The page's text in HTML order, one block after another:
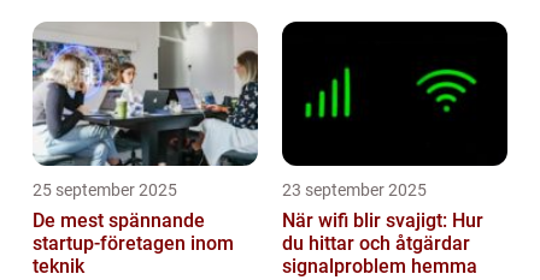
25 september 2025
De mest spännande
startup-företagen inom
teknik
23 september 2025
När wifi blir svajigt: Hur
du hittar och åtgärdar
signalproblem hemma